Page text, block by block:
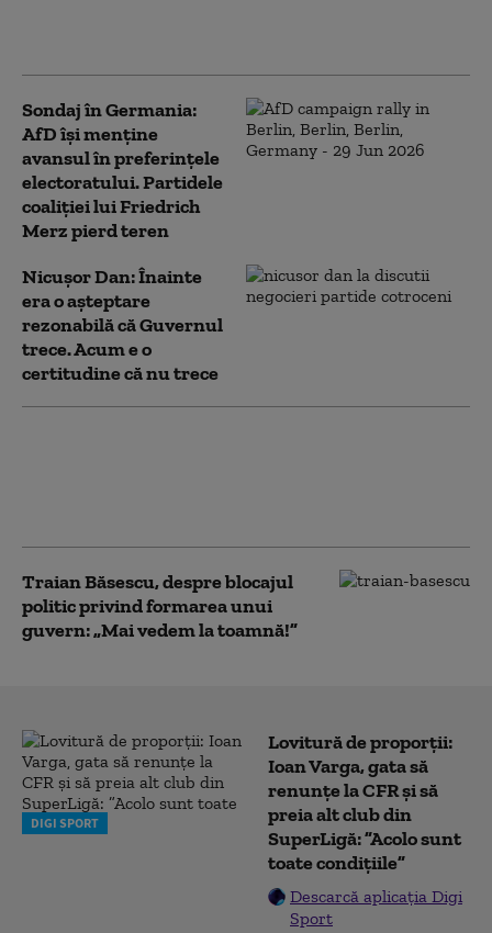
Sondaj în Germania:
AfD își menține
avansul în preferințele
electoratului. Partidele
coaliției lui Friedrich
Merz pierd teren
Nicuşor Dan: Înainte
era o aşteptare
rezonabilă că Guvernul
trece. Acum e o
certitudine că nu trece
Traian Băsescu, despre blocajul
politic privind formarea unui
guvern: „Mai vedem la toamnă!”
DIGI SPORT
Lovitură de proporții:
Ioan Varga, gata să
renunțe la CFR și să
preia alt club din
SuperLigă: ”Acolo sunt
toate condițiile”
Descarcă aplicația Digi
Sport